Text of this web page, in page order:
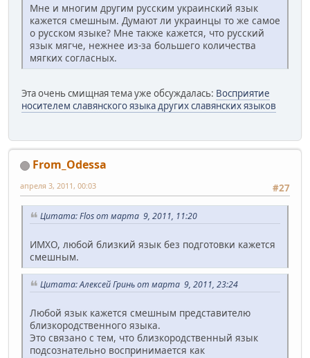
Мне и многим другим русским украинский язык
кажется смешным. Думают ли украинцы то же самое
о русском языке? Мне также кажется, что русский
язык мягче, нежнее из-за большего количества
мягких согласных.
Эта очень смищная тема уже обсуждалась: Восприятие
носителем славянского языка других славянских языков
From_Odessa
#27
апреля 3, 2011, 00:03
Цитата: Flos от марта 9, 2011, 11:20
ИМХО, любой близкий язык без подготовки кажется
смешным.
Цитата: Алексей Гринь от марта 9, 2011, 23:24
Любой язык кажется смешным представителю
близкородственного языка.
Это связано с тем, что близкородственный язык
подсознательно воспринимается как